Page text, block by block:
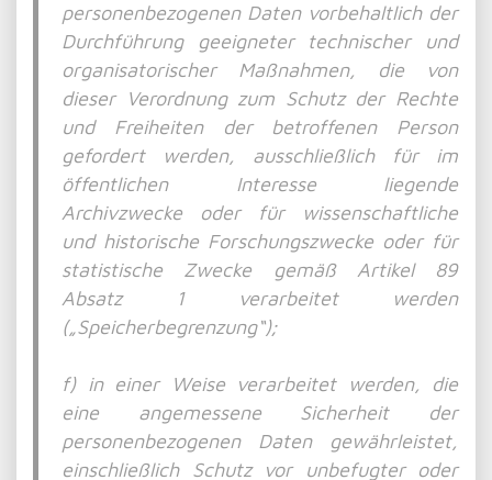
personenbezogenen Daten vorbehaltlich der
Durchführung geeigneter technischer und
organisatorischer Maßnahmen, die von
dieser Verordnung zum Schutz der Rechte
und Freiheiten der betroffenen Person
gefordert werden, ausschließlich für im
öffentlichen Interesse liegende
Archivzwecke oder für wissenschaftliche
und historische Forschungszwecke oder für
statistische Zwecke gemäß Artikel 89
Absatz 1 verarbeitet werden
(„Speicherbegrenzung“);
f) in einer Weise verarbeitet werden, die
eine angemessene Sicherheit der
personenbezogenen Daten gewährleistet,
einschließlich Schutz vor unbefugter oder